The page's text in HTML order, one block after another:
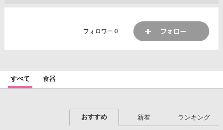
フォロワー0
すべて 食器
おすすめ 新着 ランキング